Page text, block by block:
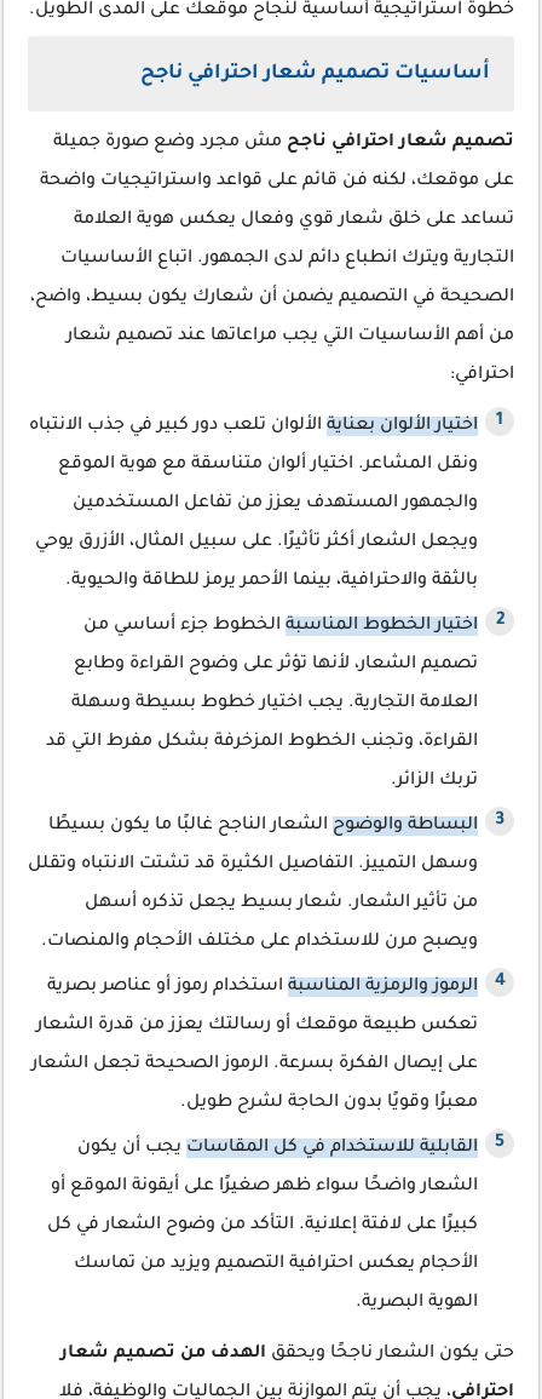
خطوة استراتيجية أساسية لنجاح موقعك على المدى الطويل.
أساسيات تصميم شعار احترافي ناجح
تصميم شعار احترافي ناجح مش مجرد وضع صورة جميلة
على موقعك، لكنه فن قائم على قواعد واستراتيجيات واضحة
تساعد على خلق شعار قوي وفعال يعكس هوية العلامة
التجارية ويترك انطباع دائم لدى الجمهور. اتباع الأساسيات
الصحيحة في التصميم يضمن أن شعارك يكون بسيط، واضح،
من أهم الأساسيات التي يجب مراعاتها عند تصميم شعار
احترافي:
اختيار الألوان بعناية الألوان تلعب دور كبير في جذب الانتباه
ونقل المشاعر. اختيار ألوان متناسقة مع هوية الموقع
والجمهور المستهدف يعزز من تفاعل المستخدمين
ويجعل الشعار أكثر تأثيرًا. على سبيل المثال، الأزرق يوحي
بالثقة والاحترافية، بينما الأحمر يرمز للطاقة والحيوية.
اختيار الخطوط المناسبة الخطوط جزء أساسي من
تصميم الشعار، لأنها تؤثر على وضوح القراءة وطابع
العلامة التجارية. يجب اختيار خطوط بسيطة وسهلة
القراءة، وتجنب الخطوط المزخرفة بشكل مفرط التي قد
تربك الزائر.
البساطة والوضوح الشعار الناجح غالبًا ما يكون بسيطًا
وسهل التمييز. التفاصيل الكثيرة قد تشتت الانتباه وتقلل
من تأثير الشعار. شعار بسيط يجعل تذكره أسهل
ويصبح مرن للاستخدام على مختلف الأحجام والمنصات.
الرموز والرمزية المناسبة استخدام رموز أو عناصر بصرية
تعكس طبيعة موقعك أو رسالتك يعزز من قدرة الشعار
على إيصال الفكرة بسرعة. الرموز الصحيحة تجعل الشعار
معبرًا وقويًا بدون الحاجة لشرح طويل.
القابلية للاستخدام في كل المقاسات يجب أن يكون
الشعار واضحًا سواء ظهر صغيرًا على أيقونة الموقع أو
كبيرًا على لافتة إعلانية. التأكد من وضوح الشعار في كل
الأحجام يعكس احترافية التصميم ويزيد من تماسك
الهوية البصرية.
حتى يكون الشعار ناجحًا ويحقق الهدف من تصميم شعار
احترافي، يجب أن يتم الموازنة بين الجماليات والوظيفة، فلا